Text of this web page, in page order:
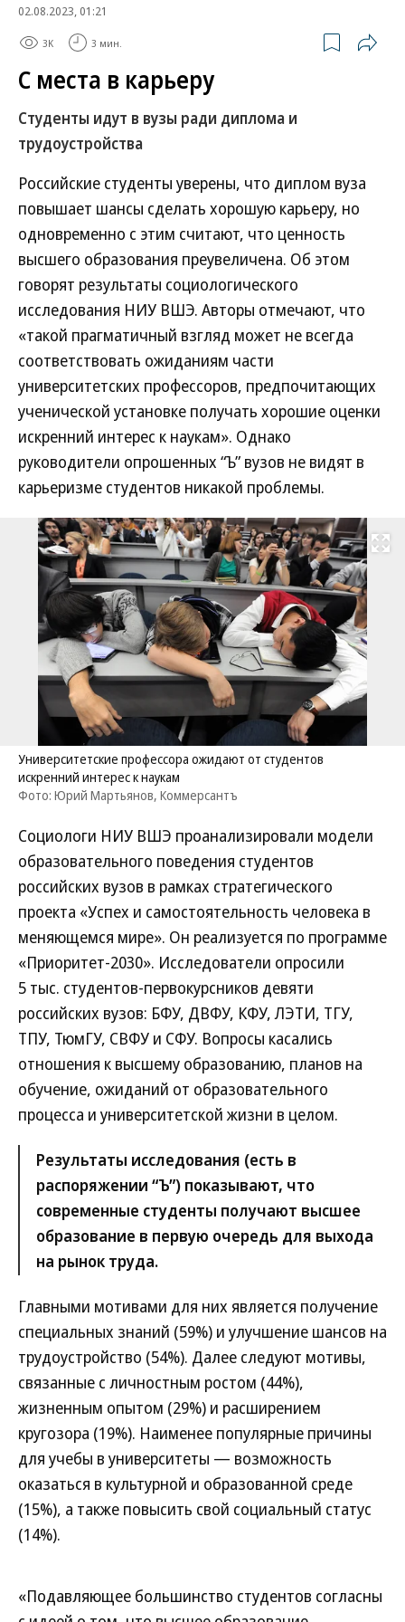
02.08.2023, 01:21
3K 3 мин.
С места в карьеру
Студенты идут в вузы ради диплома и
трудоустройства
Российские студенты уверены, что диплом вуза
повышает шансы сделать хорошую карьеру, но
одновременно с этим считают, что ценность
высшего образования преувеличена. Об этом
говорят результаты социологического
исследования НИУ ВШЭ. Авторы отмечают, что
«такой прагматичный взгляд может не всегда
соответствовать ожиданиям части
университетских профессоров, предпочитающих
ученической установке получать хорошие оценки
искренний интерес к наукам». Однако
руководители опрошенных “Ъ” вузов не видят в
карьеризме студентов никакой проблемы.
Развернуть
Университетские профессора ожидают от студентов
искренний интерес к наукам
Фото: Юрий Мартьянов, Коммерсантъ
Социологи НИУ ВШЭ проанализировали модели
образовательного поведения студентов
российских вузов в рамках стратегического
проекта «Успех и самостоятельность человека в
меняющемся мире». Он реализуется по программе
«Приоритет-2030». Исследователи опросили
5 тыс. студентов-первокурсников девяти
российских вузов: БФУ, ДВФУ, КФУ, ЛЭТИ, ТГУ,
ТПУ, ТюмГУ, СВФУ и СФУ. Вопросы касались
отношения к высшему образованию, планов на
обучение, ожиданий от образовательного
процесса и университетской жизни в целом.
Результаты исследования (есть в
распоряжении “Ъ”) показывают, что
современные студенты получают высшее
образование в первую очередь для выхода
на рынок труда.
Главными мотивами для них является получение
специальных знаний (59%) и улучшение шансов на
трудоустройство (54%). Далее следуют мотивы,
связанные с личностным ростом (44%),
жизненным опытом (29%) и расширением
кругозора (19%). Наименее популярные причины
для учебы в университеты — возможность
оказаться в культурной и образованной среде
(15%), а также повысить свой социальный статус
(14%).
«Подавляющее большинство студентов согласны